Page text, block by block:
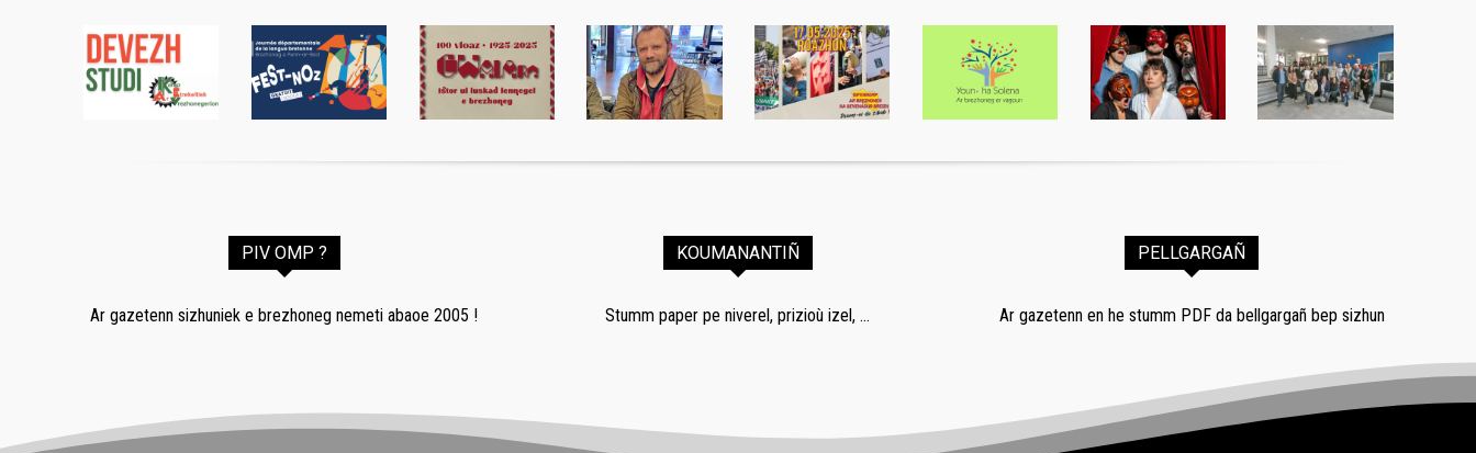
PIV OMP ?
Ar gazetenn sizhuniek e brezhoneg nemeti abaoe 2005 !
KOUMANANTIÑ
Stumm paper pe niverel, prizioù izel, ...
PELLGARGAÑ
Ar gazetenn en he stumm PDF da bellgargañ bep sizhun